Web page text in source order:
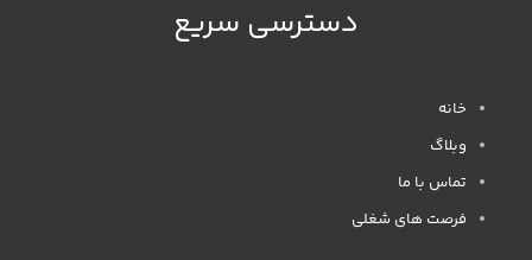
دسترسی سریع
خانه
وبلاگ
تماس با ما
فرصت های شغلی